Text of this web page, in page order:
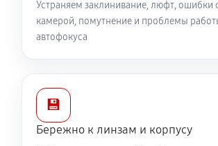
Устраняем заклинивание, люфт, ошибки
камерой, помутнение и проблемы
автофокуса
💾
Бережно к линзам и корпусу